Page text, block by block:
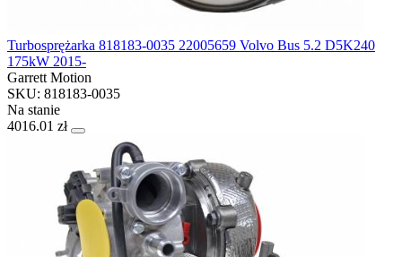
Turbosprężarka 818183-0035 22005659 Volvo Bus 5.2 D5K240
175kW 2015-
Garrett Motion
SKU: 818183-0035
Na stanie
4016.01 zł